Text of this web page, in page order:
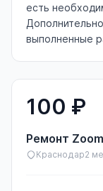
есть
выполненные
100 ₽
Ремонт
Краснодар2